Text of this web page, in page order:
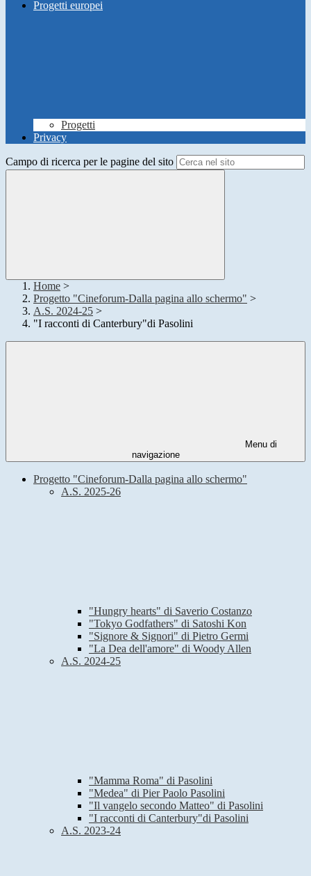
Progetti europei
Progetti
Privacy
Campo di ricerca per le pagine del sito
Home >
Progetto "Cineforum-Dalla pagina allo schermo" >
A.S. 2024-25 >
"I racconti di Canterbury"di Pasolini
Menu di
navigazione
Progetto "Cineforum-Dalla pagina allo schermo"
A.S. 2025-26
"Hungry hearts" di Saverio Costanzo
"Tokyo Godfathers" di Satoshi Kon
"Signore & Signori" di Pietro Germi
"La Dea dell'amore" di Woody Allen
A.S. 2024-25
"Mamma Roma" di Pasolini
"Medea" di Pier Paolo Pasolini
"Il vangelo secondo Matteo" di Pasolini
"I racconti di Canterbury"di Pasolini
A.S. 2023-24